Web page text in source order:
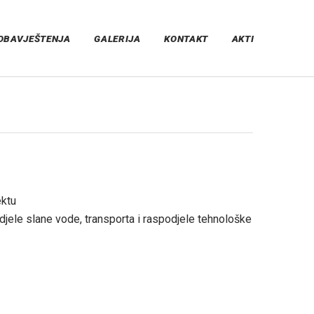
GALERIJA KONTAKT AKTI
slane vode, transporta i raspodjele tehnološke